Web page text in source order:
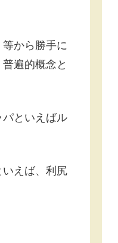
から勝手に
遍的概念と
といえばル
えば、利尻